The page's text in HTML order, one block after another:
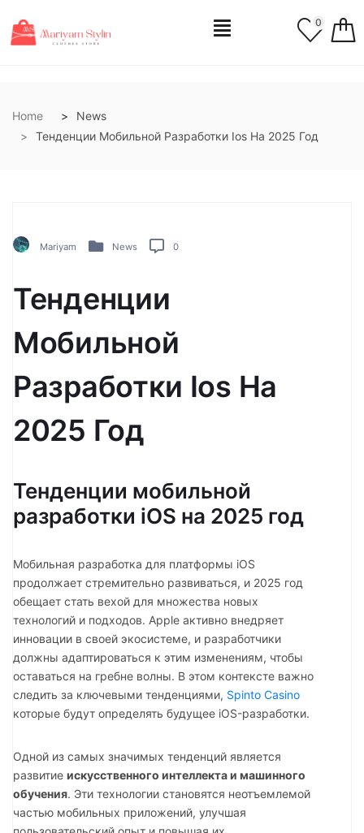
0
Home
News
Тенденции Мобильной Разработки Ios На 2025 Год
Mariyam News 0
Тенденции
Мобильной
Разработки Ios На
2025 Год
Тенденции мобильной
разработки iOS на 2025 год
Мобильная разработка для платформы iOS
продолжает стремительно развиваться, и 2025 год
обещает стать вехой для множества новых
технологий и подходов. Apple активно внедряет
инновации в своей экосистеме, и разработчики
должны адаптироваться к этим изменениям, чтобы
оставаться на гребне волны. В этом контексте важно
следить за ключевыми тенденциями, Spinto Casino
которые будут определять будущее iOS-разработки.
Одной из самых значимых тенденций является
развитие искусственного интеллекта и машинного
обучения. Эти технологии становятся неотъемлемой
частью мобильных приложений, улучшая